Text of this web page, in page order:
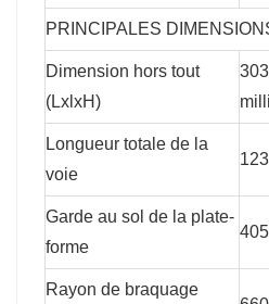
PRINCIPALES
Dimension hors tout
(LxlxH)
Longueur totale de la
voie
Garde au sol de la plate-
forme
Rayon de braquage